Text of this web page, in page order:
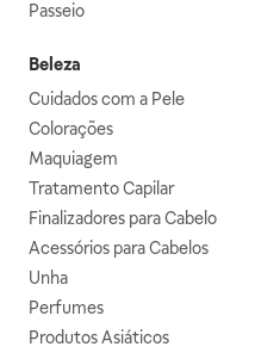
Passeio
Beleza
Cuidados com a Pele
Colorações
Maquiagem
Tratamento Capilar
Finalizadores para Cabelo
Acessórios para Cabelos
Unha
Perfumes
Produtos Asiáticos